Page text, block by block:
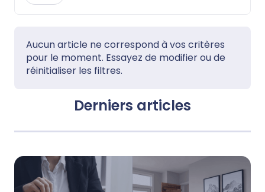
Aucun article ne correspond à vos critères
pour le moment. Essayez de modifier ou de
réinitialiser les filtres.
Derniers articles